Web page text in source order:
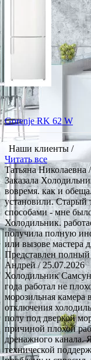
Gorenje RK 62 W
Наши клиенты /
Читать все
Татьяна Николаевна/
Заказала
вовремя. как и
установили. Старый
способами - мне
Холодильник.
получила полную
или вызове мастера
Представлен
Андрей/ 25.07.2026
Холодильник
года работал не
морозильная камера
отключения
полу под дверкой
причиной плохой
дренажного канала.
технической